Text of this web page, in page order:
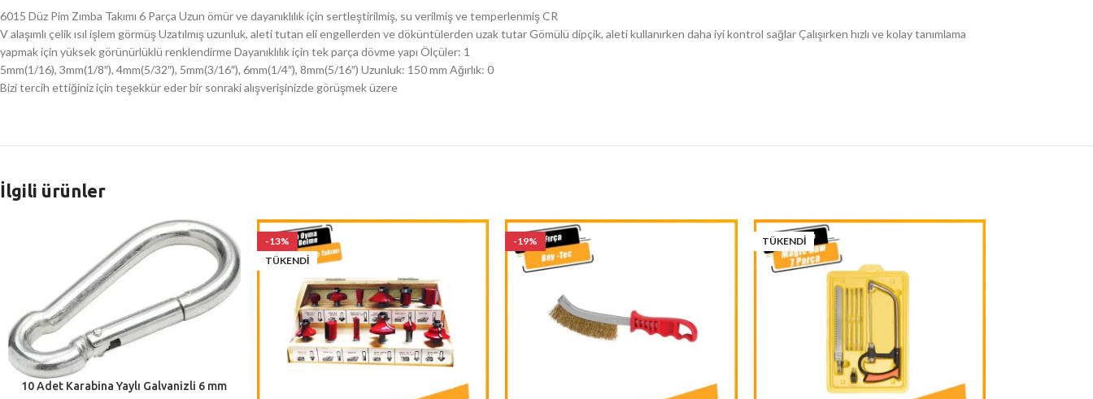
6015 Düz Pim Zımba Takımı 6 Parça Uzun ömür ve dayanıklılık için sertleştirilmiş, su verilmiş ve temperlenmiş CR
V alaşımlı çelik ısıl işlem görmüş Uzatılmış uzunluk, aleti tutan eli engellerden ve döküntülerden uzak tutar Gömülü dipçik, aleti kullanırken daha iyi kontrol sağlar Çalışırken hızlı ve kolay tanımlama
yapmak için yüksek görünürlüklü renklendirme Dayanıklılık için tek parça dövme yapı Ölçüler: 1
5mm(1/16), 3mm(1/8″), 4mm(5/32″), 5mm(3/16″), 6mm(1/4″), 8mm(5/16″) Uzunluk: 150 mm Ağırlık: 0
Bizi tercih ettiğiniz için teşekkür eder bir sonraki alışverişinizde görüşmek üzere
İlgili ürünler
10 Adet Karabina Yaylı Galvanizli 6 mm
-13%
TÜKENDI
-19% TÜKENDI